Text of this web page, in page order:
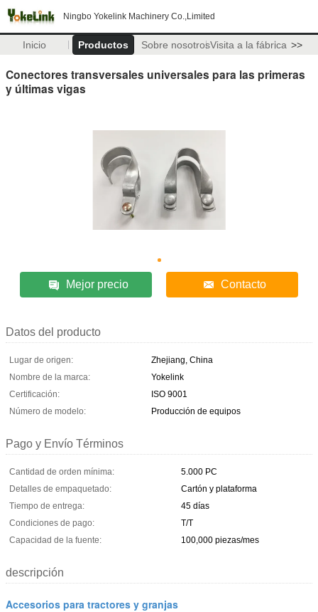
Ningbo Yokelink Machinery Co.,Limited
Inicio Productos Sobre nosotrosVisita a la fábrica >>
Conectores transversales universales para las primeras
y últimas vigas
Mejor precio Contacto
Datos del producto
Lugar de origen:
Zhejiang, China
Nombre de la marca:
Yokelink
Certificación:
ISO 9001
Número de modelo:
Producción de equipos
Pago y Envío Términos
Cantidad de orden mínima:
5.000 PC
Detalles de empaquetado:
Cartón y plataforma
Tiempo de entrega:
45 días
Condiciones de pago:
T/T
Capacidad de la fuente:
100,000 piezas/mes
descripción
Accesorios para tractores y granjas